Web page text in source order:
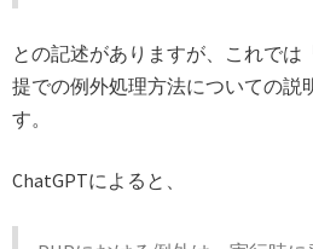
との記述がありますが、これでは
提での例外処理方法についての説
す。
ChatGPTによると、